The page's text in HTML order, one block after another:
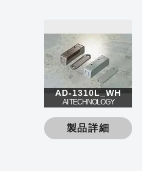
AD-1310L_WH
AI TECHNOLOGY
製品詳細